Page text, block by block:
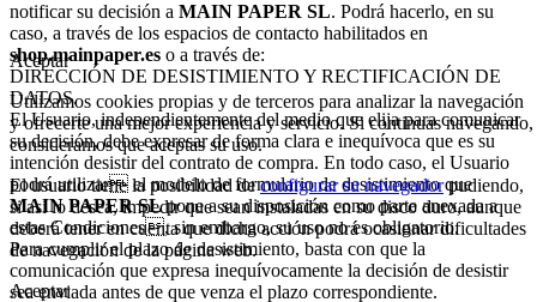
notificar su decisión a MAIN PAPER SL. Podrá hacerlo, en su
caso, a través de los espacios de contacto habilitados en
shop.mainpaper.es o a través de:
DIRECCIÓN DE DESISTIMIENTO Y RECTIFICACIÓN DE
DATOS.
El Usuario, independientemente del medio que elija para comunicar
su decisión, debe expresar de forma clara e inequívoca que es su
intención desistir del contrato de compra. En todo caso, el Usuario
podrá utilizar el modelo de formulario de desistimiento que
MAIN PAPER SLpone a su disposición como parte anexada a
estas Condiciones, sin embargo, su uso no es obligatorio.
Para cumplir el plazo de desistimiento, basta con que la
comunicación que expresa inequívocamente la decisión de desistir
sea enviada antes de que venza el plazo correspondiente.
Aceptar
Utilizamos cookies propias y de terceros para analizar la navegación
y ofrecerte una mejor experiencia y servicio. Si continuas navegando,
consideramos que aceptas su uso.
El usuario tiene la posibilidad deconfigurar su navegadorpudiendo,
si así lo desea, impedir que sean instaladas en su disco duro, aunque
deberá tener en cuenta que dicha acción podrá ocasionar dificultades
de navegación de la página web.
Aceptar